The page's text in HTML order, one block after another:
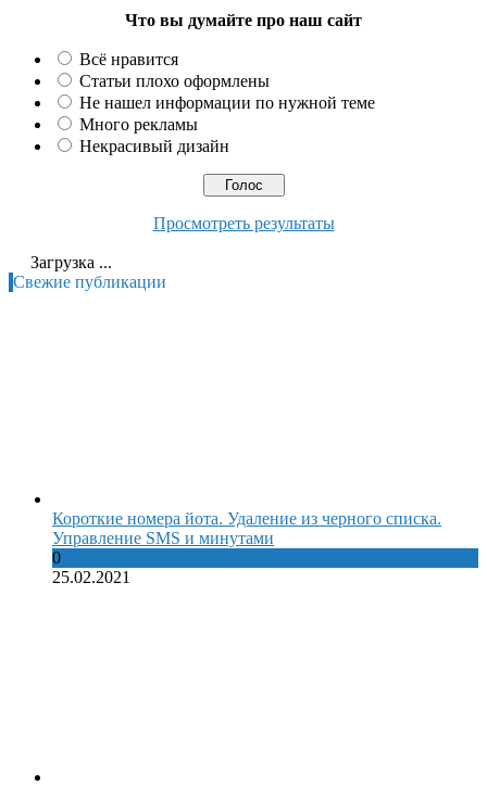
Что вы думайте про наш сайт
Всё нравится
Статьи плохо оформлены
Не нашел информации по нужной теме
Много рекламы
Некрасивый дизайн
Просмотреть результаты
Загрузка ...
Свежие публикации
Короткие номера йота. Удаление из черного списка.
Управление SMS и минутами
0
25.02.2021